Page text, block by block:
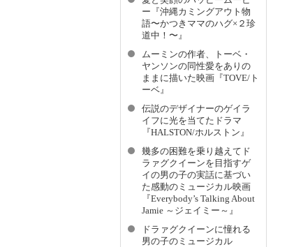
ー『沖縄カミングアウト物
語〜かつきママのハグ×２珍
道中！〜』
ムーミンの作者、トーベ・
ヤンソンの同性愛をありの
ままに描いた映画『TOVE/ト
ーベ』
伝説のデザイナーのゲイラ
イフに光を当てたドラマ
『HALSTON/ホルストン』
幾多の困難を乗り越えてド
ラァグクイーンを目指すゲ
イの男の子の実話に基づい
た感動のミュージカル映画
『Everybody’s Talking About
Jamie ～ジェイミー～』
ドラァグクイーンに憧れる
男の子のミュージカル